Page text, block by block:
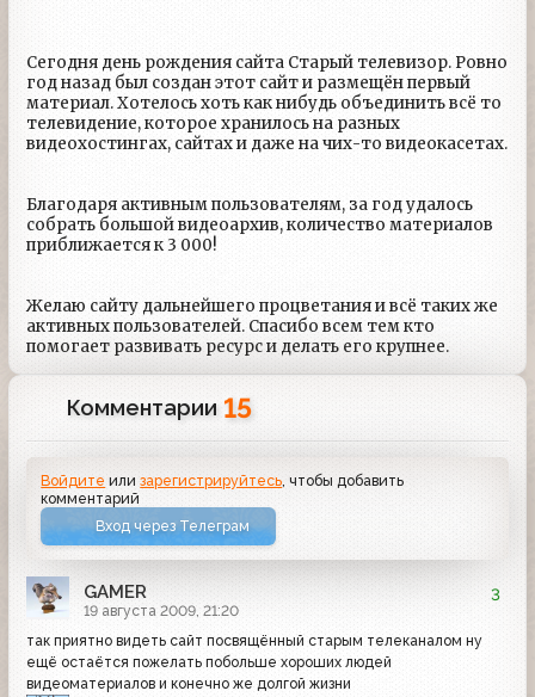
Сегодня день рождения сайта Старый телевизор. Ровно
год назад был создан этот сайт и размещён первый
материал. Хотелось хоть как нибудь объединить всё то
телевидение, которое хранилось на разных
видеохостингах, сайтах и даже на чих-то видеокасетах.
Благодаря активным пользователям, за год удалось
собрать большой видеоархив, количество материалов
приближается к 3 000!
Желаю сайту дальнейшего процветания и всё таких же
активных пользователей. Спасибо всем тем кто
помогает развивать ресурс и делать его крупнее.
Комментарии 15
Войдите илизарегистрируйтесь , чтобы добавить
комментарий
Вход через Телеграм
GAMER
19 августа 2009, 21:20
3
так приятно видеть сайт посвящённый старым телеканалом ну
ещё остаётся пожелать побольше хороших людей
видеоматериалов и конечно же долгой жизни